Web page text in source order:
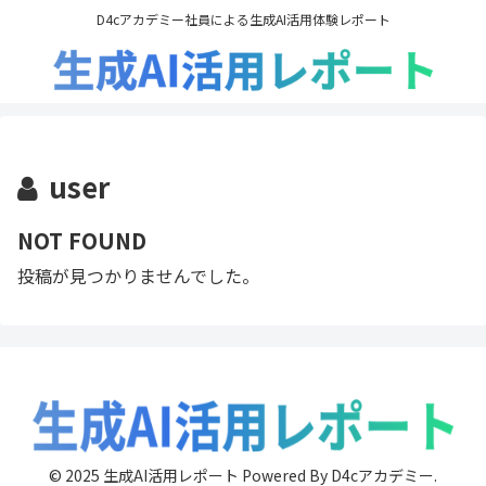
D4cアカデミー社員による生成AI活用体験レポート
user
NOT FOUND
投稿が見つかりませんでした。
© 2025 生成AI活用レポート Powered By D4cアカデミー.